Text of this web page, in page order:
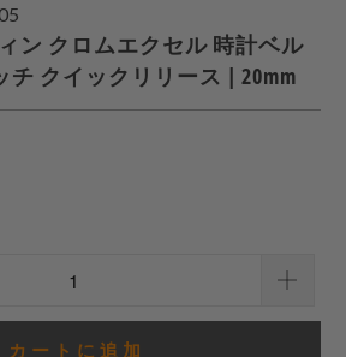
ン クロムエクセル 時計ベル
チ クイックリリース | 20mm
カートに追加